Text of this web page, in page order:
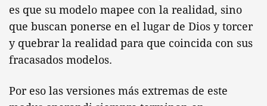
es que su modelo mapee con la realidad, sino
que buscan ponerse en el lugar de Dios y torcer
y quebrar la realidad para que coincida con sus
fracasados modelos.
Por eso las versiones más extremas de este